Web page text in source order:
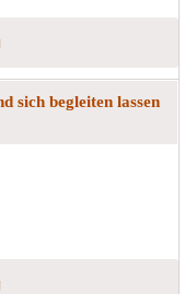
sich begleiten lassen